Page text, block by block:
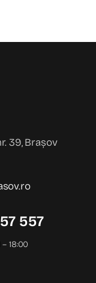
39, Brașov
557
18:00